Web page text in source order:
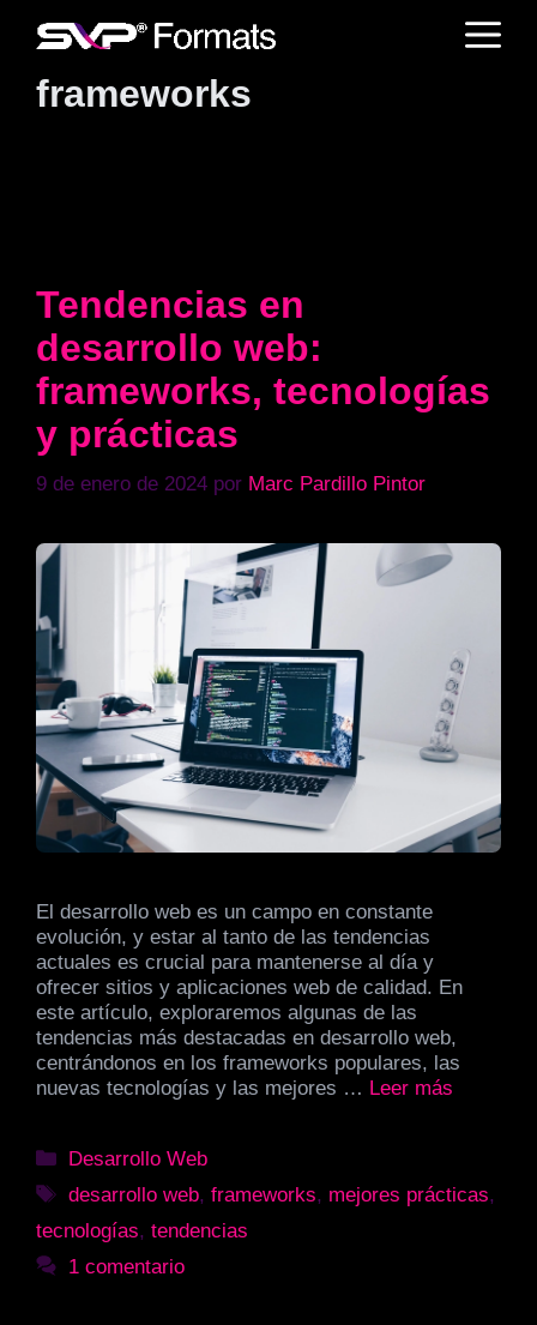
frameworks
Tendencias en
desarrollo web:
frameworks, tecnologías
y prácticas
9 de enero de 2024 por Marc Pardillo Pintor
El desarrollo web es un campo en constante
evolución, y estar al tanto de las tendencias
actuales es crucial para mantenerse al día y
ofrecer sitios y aplicaciones web de calidad. En
este artículo, exploraremos algunas de las
tendencias más destacadas en desarrollo web,
centrándonos en los frameworks populares, las
nuevas tecnologías y las mejores … Leer más
Categorías
Desarrollo Web
Etiquetas
desarrollo web,frameworks, mejores prácticas,
tecnologías, tendencias
1 comentario